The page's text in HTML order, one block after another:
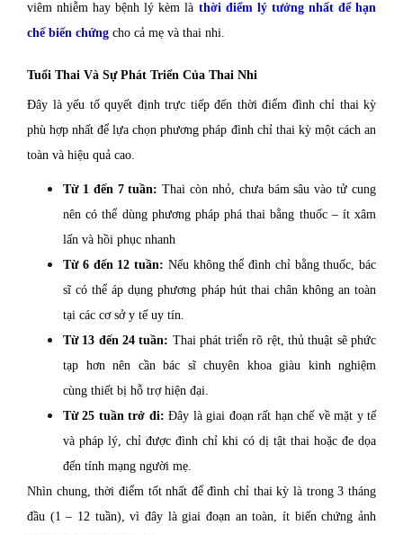
viêm nhiễm hay bệnh lý kèm là thời điểm lý tưởng nhất để hạn
chế biến chứng cho cả mẹ và thai nhi.
Tuổi Thai Và Sự Phát Triển Của Thai Nhi
Đây là yếu tố quyết định trực tiếp đến thời điểm đình chỉ thai kỳ
phù hợp nhất để lựa chọn phương pháp đình chỉ thai kỳ một cách an
toàn và hiệu quả cao.
Từ 1 đến 7 tuần: Thai còn nhỏ, chưa bám sâu vào tử cung
nên có thể dùng phương pháp phá thai bằng thuốc – ít xâm
lấn và hồi phục nhanh
Từ 6 đến 12 tuần: Nếu không thể đình chỉ bằng thuốc, bác
sĩ có thể áp dụng phương pháp hút thai chân không an toàn
tại các cơ sở y tế uy tín.
Từ 13 đến 24 tuần: Thai phát triển rõ rệt, thủ thuật sẽ phức
tạp hơn nên cần bác sĩ chuyên khoa giàu kinh nghiệm
cùng thiết bị hỗ trợ hiện đại.
Từ 25 tuần trở đi: Đây là giai đoạn rất hạn chế về mặt y tế
và pháp lý, chỉ được đình chỉ khi có dị tật thai hoặc đe dọa
đến tính mạng người mẹ.
Nhìn chung, thời điểm tốt nhất để đình chỉ thai kỳ là trong 3 tháng
đầu (1 – 12 tuần), vì đây là giai đoạn an toàn, ít biến chứng ảnh